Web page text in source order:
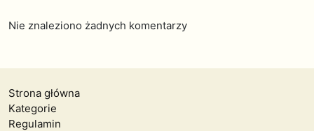
Nie znaleziono żadnych komentarzy
Strona główna
Kategorie
Regulamin